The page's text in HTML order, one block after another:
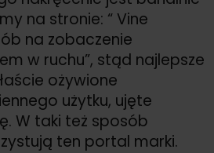
na stronie: “ Vine
na zobaczenie
w ruchu”, stąd najlepsze
ożywione
użytku, ujęte
W taki też sposób
ten portal marki.